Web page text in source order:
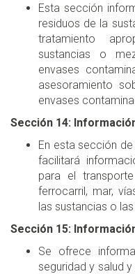
Esta sección
residuos de la
tratamiento
sustancias o
envases
asesoramiento
envases
Sección 14:
En esta sección
facilitará
para el
ferrocarril, mar,
las sustancias o
Sección 15:
Se ofrece
seguridad y salud